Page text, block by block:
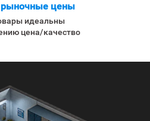
цены
идеальны
цена/качество